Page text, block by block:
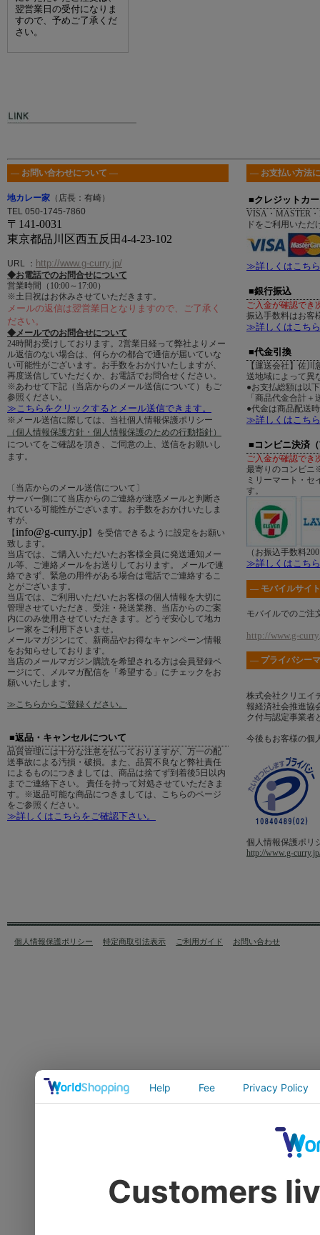
翌営業日の受付になりま
すので、予めご了承くだ
さい。
― お問い合わせについて ―
地カレー家 （店長：有崎）
TEL 050-1745-7860
〒141-0031
東京都品川区西五反田4-4-23-102
URL ： http://www.g-curry.jp/
◆お電話でのお問合せについて
営業時間（10:00～17:00）
※土日祝はお休みさせていただきます。
メールの返信は翌営業日となりますので、ご了承く
ださい。
◆メールでのお問合せについて
24時間お受けしております。2営業日経って弊社よりメー
ル返信のない場合は、何らかの都合で通信が届いていな
い可能性がございます。お手数をおかけいたしますが、
再度送信していただくか、お電話でお問合せください。
※あわせて下記（当店からのメール送信について）もご
参照ください。
≫こちらをクリックするとメール送信できます。
※メール送信に際しては、当社個人情報保護ポリシー
（個人情報保護方針・個人情報保護のための行動指針）
についてをご確認を頂き、ご同意の上、送信をお願いし
ます。
〔当店からのメール送信について〕
サーバー側にて当店からのご連絡が迷惑メールと判断さ
れている可能性がございます。お手数をおかけいたしま
すが、
【 info@g-curry.jp】を受信できるように設定をお願い
致します。
当店では、ご購入いただいたお客様全員に発送通知メー
ル等、ご連絡メールをお送りしております。 メールで連
絡できず、緊急の用件がある場合は電話でご連絡するこ
とがございます。
当店では、ご利用いただいたお客様の個人情報を大切に
管理させていただき、受注・発送業務、当店からのご案
内にのみ使用させていただきます。どうぞ安心して地カ
レー家をご利用下さいませ。
メールマガジンにて、新商品やお得なキャンペーン情報
をお知らせしております。
当店のメールマガジン購読を希望される方は会員登録ペ
ージにて、メルマガ配信を「希望する」にチェックをお
願いいたします。
≫こちらからご登録ください。
■返品・キャンセルについて
品質管理には十分な注意を払っておりますが、万一の配
送事故による汚損・破損。また、品質不良など弊社責任
によるものにつきましては、商品は捨てず到着後5日以内
までご連絡下さい。 責任を持って対処させていただきま
す。※返品可能な商品につきましては、こちらのページ
をご参照ください。
≫詳しくはこちらをご確認下さい。
― お支払い方法
■クレジットカ
VISA・MASTER
ドをご利用いただ
≫詳しくはこち
■銀行振込
ご入金が確認でき
振込手数料はお客
≫詳しくはこち
■代金引換
【運送会社】佐
送地域によって異
●お支払総額は以
「商品代金合計
●代金は商品配送
≫詳しくはこち
■コンビニ決済
ご入金が確認でき
最寄りのコンビニ
ミリーマート・セ
す。
（お振込手数料
≫詳しくはこち
― モバイルサイ
モバイルでのご注
http://www.g-
― プライバシー
株式会社クリエイ
報経済社会推進協
ク付与認定事業者
今後もお客様の個
個人情報保護ポリ
http://www.g-
個人情報保護ポリシー 特定商取引法表示 ご利用ガイド お問い合わせ